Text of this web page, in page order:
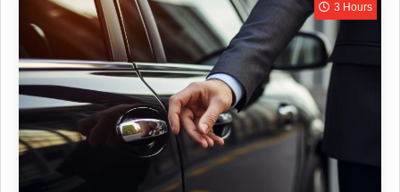
3 Hours